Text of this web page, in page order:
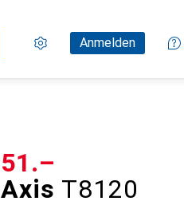
Einstellungen
KundenkontoAnmelden
Vergleichslisten
Merklisten
Warenkorb
Axis T8120
CHF
51.–